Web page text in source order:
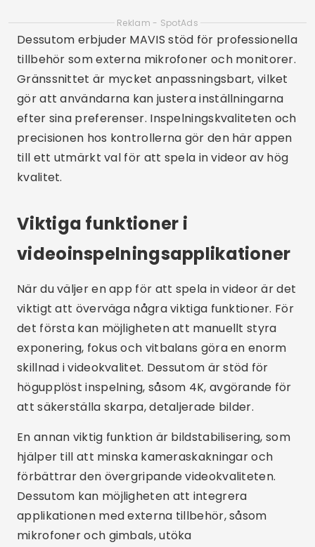
inspelningsmöjligheterna. Slutligen är ett intuitivt
och lättanvänt gränssnitt viktigt för att
säkerställa att du kan spela in videor av hög
kvalitet utan krångel.
FAQ
Vilka är de bästa apparna för att
De bästa apparna för att spela in videor
inkluderar Filmic Pro, Adobe Premiere Rush,
erbjuder specifik funktionalitet som kan passa
olika behov och inspelningsstilar.
Varför använda en specifik
videoinspelningsapp?
Att använda en dedikerad videoinspelningsapp
ger dig större kontroll över
inspelningsparametrar som exponering, fokus
och vitbalans, samt möjliggör högupplöst
inspelning. Detta resulterar i bättre kvalitet på
videor och större professionalism.